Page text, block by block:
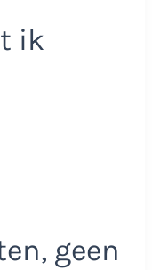
ik
geen